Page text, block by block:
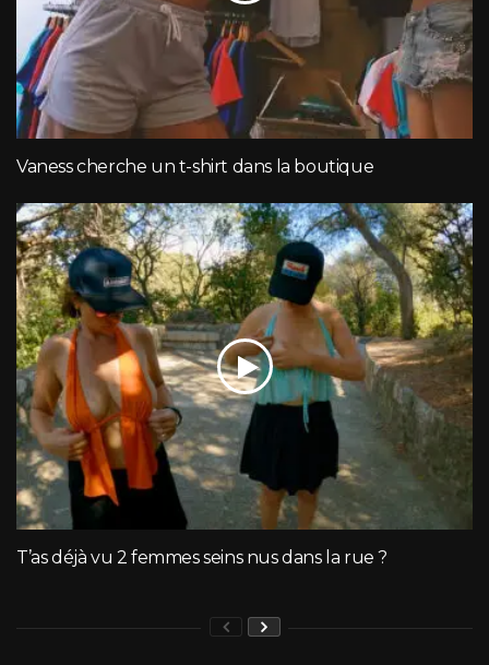
Vaness cherche un t-shirt dans la boutique
T’as déjà vu 2 femmes seins nus dans la rue ?